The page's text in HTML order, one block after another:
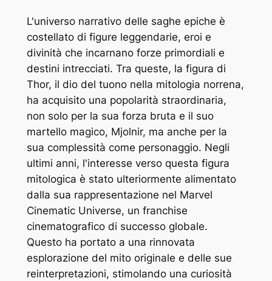
L'universo narrativo delle saghe epiche è
costellato di figure leggendarie, eroi e
divinità che incarnano forze primordiali e
destini intrecciati. Tra queste, la figura di
Thor, il dio del tuono nella mitologia norrena,
ha acquisito una popolarità straordinaria,
non solo per la sua forza bruta e il suo
martello magico, Mjolnir, ma anche per la
sua complessità come personaggio. Negli
ultimi anni, l'interesse verso questa figura
mitologica è stato ulteriormente alimentato
dalla sua rappresentazione nel Marvel
Cinematic Universe, un franchise
cinematografico di successo globale.
Questo ha portato a una rinnovata
esplorazione del mito originale e delle sue
reinterpretazioni, stimolando una curiosità